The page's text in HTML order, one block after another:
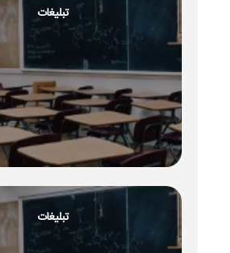
تبلیغات
تبلیغات